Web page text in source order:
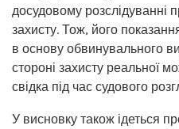
досудовому розслідуванні
захисту. Тож, його
в основу обвинувального
стороні захисту реальної
свідка під час судового
У висновку також ідеться